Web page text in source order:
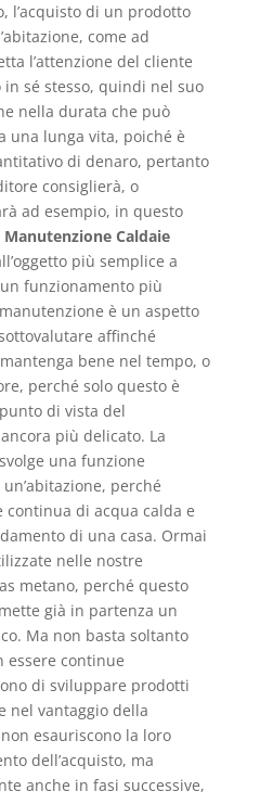
l’acquisto di un prodotto
come ad
l’attenzione del cliente
in sé stesso, quindi nel suo
nella durata che può
una lunga vita, poiché è
di denaro, pertanto
consiglierà, o
ad esempio, in questo
Manutenzione Caldaie
più semplice a
funzionamento più
è un aspetto
affinché
bene nel tempo, o
perché solo questo è
di vista del
più delicato. La
una funzione
perché
di acqua calda e
di una casa. Ormai
nelle nostre
metano, perché questo
già in partenza un
Ma non basta soltanto
essere continue
di sviluppare prodotti
nel vantaggio della
esauriscono la loro
dell’acquisto, ma
anche in fasi successive,